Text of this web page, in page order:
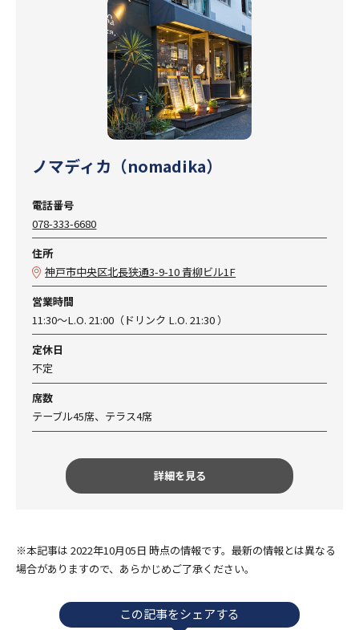
ノマディカ（nomadika）
電話番号
078-333-6680
住所
神戸市中央区北長狭通3-9-10 青柳ビル1F
営業時間
11:30～L.O. 21:00（ドリンク L.O. 21:30 ）
定休日
不定
席数
テーブル45席、テラス4席
詳細を見る
※本記事は 2022年10月05日 時点の情報です。最新の情報とは異なる
場合がありますので、あらかじめご了承ください。
この記事をシェアする